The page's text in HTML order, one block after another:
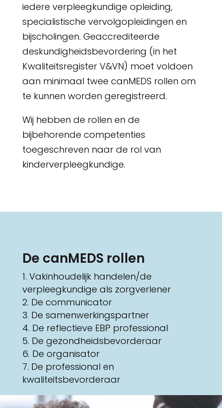
iedere verpleegkundige opleiding,
specialistische vervolgopleidingen en
bijscholingen. Geaccrediteerde
deskundigheidsbevordering (in het
Kwaliteitsregister V&VN) moet voldoen
aan minimaal twee canMEDS rollen om
te kunnen worden geregistreerd.
Wij hebben de rollen en de
bijbehorende competenties
toegeschreven naar de rol van
kinderverpleegkundige.
De canMEDS rollen
Vakinhoudelijk handelen/de
verpleegkundige als zorgverlener
De communicator
De samenwerkingspartner
De reflectieve EBP professional
De gezondheidsbevorderaar
De organisator
De professional en
kwaliteitsbevorderaar